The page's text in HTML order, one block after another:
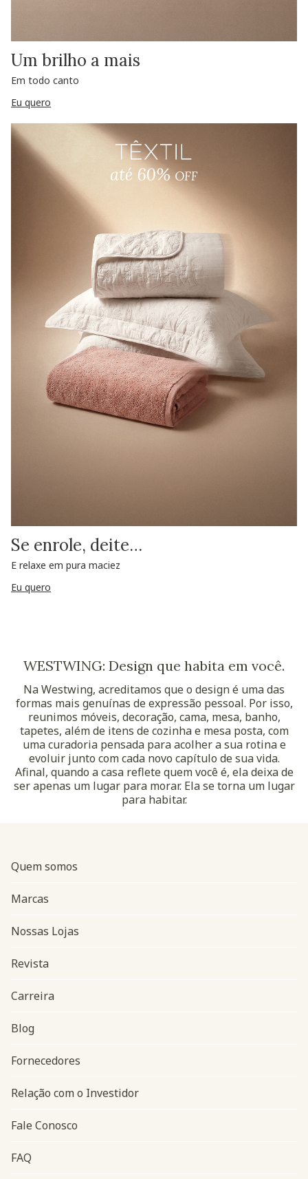
Um brilho a mais
Em todo canto
Eu quero
Se enrole, deite…
E relaxe em pura maciez
Eu quero
WESTWING: Design que habita em você.
Na Westwing, acreditamos que o design é uma das
formas mais genuínas de expressão pessoal. Por isso,
reunimos móveis, decoração, cama, mesa, banho,
tapetes, além de itens de cozinha e mesa posta, com
uma curadoria pensada para acolher a sua rotina e
evoluir junto com cada novo capítulo de sua vida.
Afinal, quando a casa reflete quem você é, ela deixa de
ser apenas um lugar para morar. Ela se torna um lugar
para habitar.
Navegação do rodapé
Quem somos
Marcas
Nossas Lojas
Revista
Carreira
Blog
Fornecedores
Relação com o Investidor
Fale Conosco
FAQ